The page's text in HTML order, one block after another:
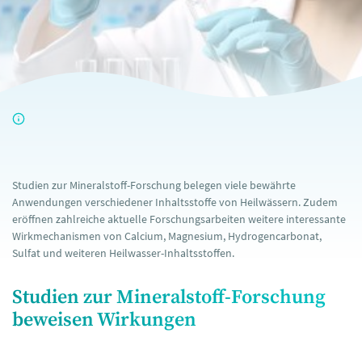
Studien zur Mineralstoff-Forschung belegen viele bewährte
Anwendungen verschiedener Inhaltsstoffe von Heilwässern. Zudem
eröffnen zahlreiche aktuelle Forschungsarbeiten weitere interessante
Wirkmechanismen von Calcium, Magnesium, Hydrogencarbonat,
Sulfat und weiteren Heilwasser-Inhaltsstoffen.
Studien zur Mineralstoff-Forschung
beweisen Wirkungen